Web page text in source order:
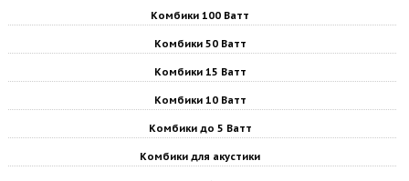
Комбики 100 Ватт
Комбики 50 Ватт
Комбики 15 Ватт
Комбики 10 Ватт
Комбики до 5 Ватт
Комбики для акустики